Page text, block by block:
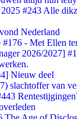
#243 Alle
Nederland
#176 - Met Ellen
2026/2027]
Nieuw deel
slachtoffer van